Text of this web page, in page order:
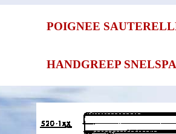
POIGNEE
HANDGREEP